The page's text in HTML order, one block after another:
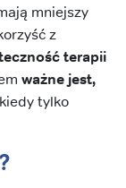
mniejszy
z
terapii
ważne jest,
tylko